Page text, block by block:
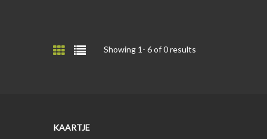
Showing 1- 6of 0 results
KAARTJE